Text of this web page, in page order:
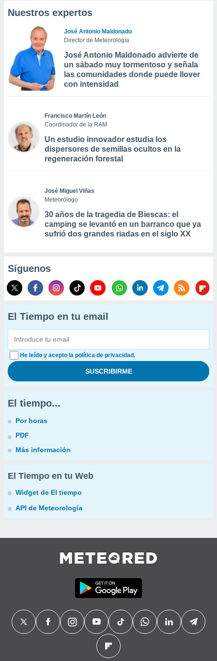
Nuestros expertos
José Antonio Maldonado
Director de Meteorología
José Antonio Maldonado advierte de
un sábado muy tormentoso y señala
las comunidades donde puede llover
con intensidad
Francisco Martín León
Coordinador de la RAM
Un estudio innovador estudia los
dispersores de semillas ocultos en la
regeneración forestal
José Miguel Viñas
Meteorólogo
30 años de la tragedia de Biescas: el
camping se levantó en un barranco que ya
sufrió dos grandes riadas en el siglo XX
Síguenos
El Tiempo en tu email
He leído y acepto la política de privacidad.
El tiempo...
Por horas
PDF
Más información
El Tiempo en tu Web
Widget de El tiempo
API de Meteorología